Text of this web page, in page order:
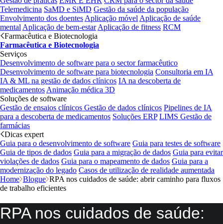
Telemedicina SaMD e SiMD Gestão da saúde da população
Envolvimento dos doentes Aplicação móvel Aplicação de saúde
mental Aplicação de bem-estar Aplicação de fitness RCM
Farmacêutica e Biotecnologia
Farmacêutica e Biotecnologia
Serviços
Desenvolvimento de software para o sector farmacêutico
Desenvolvimento de software para biotecnologia Consultoria em IA
IA & ML na gestão de dados clínicos IA na descoberta de
medicamentos Animação médica 3D
Soluções de software
Gestão de ensaios clínicos Gestão de dados clínicos Pipelines de IA
para a descoberta de medicamentos Soluções ERP LIMS Gestão de
farmácias
Dicas expert
Guia para o desenvolvimento de software Guia para testes de software
Guia de tipos de dados Guia para a migração de dados Guia para evitar
violações de dados Guia para o mapeamento de dados Guia para a
modernização do legado Casos de utilização de realidade aumentada
Home Blogue RPA nos cuidados de saúde: abrir caminho para fluxos
de trabalho eficientes
RPA nos cuidados de saúde: